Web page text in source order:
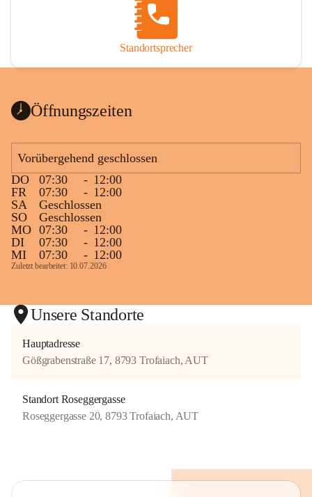
Standortsprecher
Öffnungszeiten
Vorübergehend geschlossen
DO
07:30 - 12:00
FR
07:30 - 12:00
SA
Geschlossen
SO
Geschlossen
MO 07:30 - 12:00
DI
07:30 - 12:00
MI
07:30 - 12:00
Zuletzt bearbeitet: 10.07.2026
Unsere Standorte
Hauptadresse
Gößgrabenstraße 17, 8793 Trofaiach, AUT
Standort Roseggergasse
Roseggergasse 20, 8793 Trofaiach, AUT